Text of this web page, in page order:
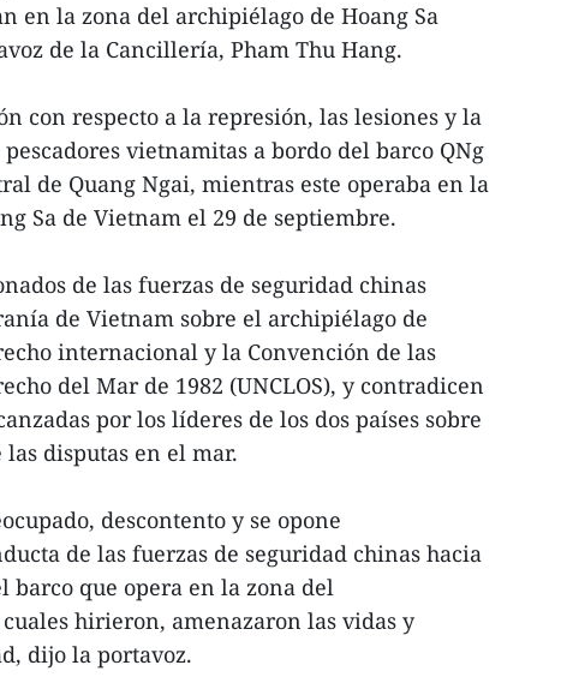
en la zona del archipiélago de Hoang Sa
de la Cancillería, Pham Thu Hang.
con respecto a la represión, las lesiones y la
vietnamitas a bordo del barco QNg
de Quang Ngai, mientras este operaba en la
Sa de Vietnam el 29 de septiembre.
de las fuerzas de seguridad chinas
de Vietnam sobre el archipiélago de
internacional y la Convención de las
del Mar de 1982 (UNCLOS), y contradicen
por los líderes de los dos países sobre
disputas en el mar.
descontento y se opone
de las fuerzas de seguridad chinas hacia
barco que opera en la zona del
hirieron, amenazaron las vidas y
dijo la portavoz.